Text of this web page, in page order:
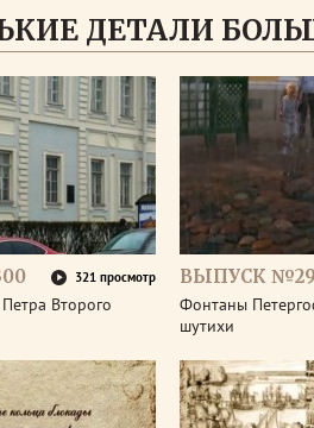
ДЕТАЛИ
321 просмотр
Второго
ВЫПУСК
Фонтаны
шутихи